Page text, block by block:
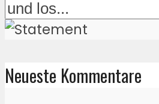
Neueste Kommentare